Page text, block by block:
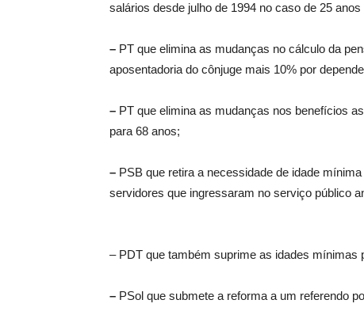
salários desde julho de 1994 no caso de 25
– PT que elimina as mudanças no cálculo da
aposentadoria do cônjuge mais 10% por
– PT que elimina as mudanças nos benefícios
para 68 anos;
– PSB que retira a necessidade de idade
servidores que ingressaram no serviço público
– PDT que também suprime as idades mínimas
– PSol que submete a reforma a um referendo